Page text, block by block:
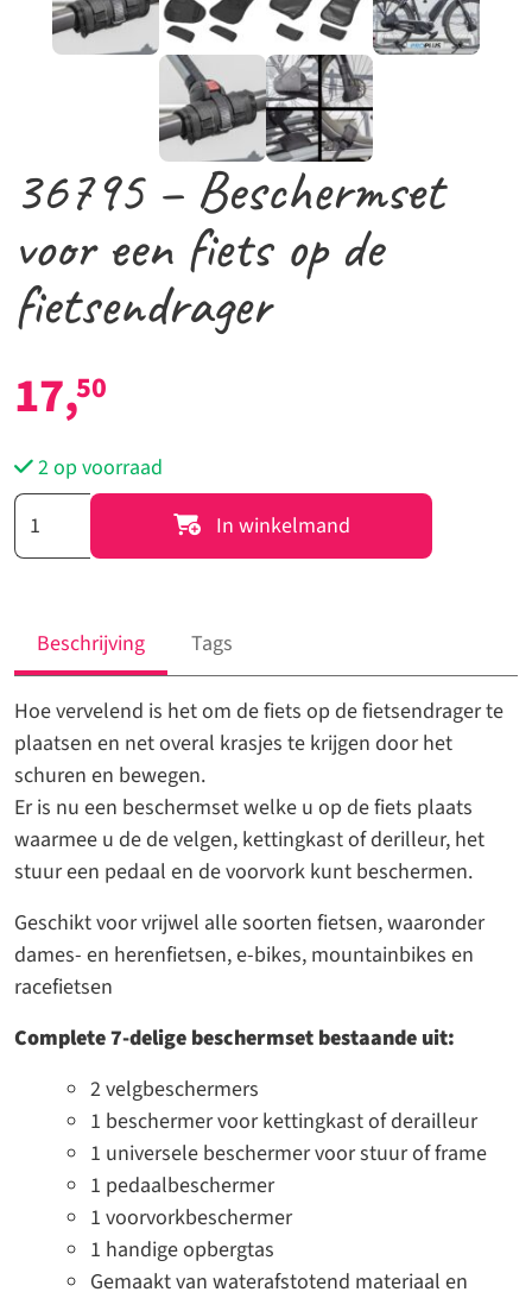
36795 – Beschermset
voor een fiets op de
fietsendrager
17,50
2 op voorraad
36795
een
fiets
op
de
fietsendrager
aantal
In winkelmand
Beschrijving Tags
Hoe vervelend is het om de fiets op de fietsendrager te
plaatsen en net overal krasjes te krijgen door het
schuren en bewegen.
Er is nu een beschermset welke u op de fiets plaats
waarmee u de de velgen, kettingkast of derilleur, het
stuur een pedaal en de voorvork kunt beschermen.
Geschikt voor vrijwel alle soorten fietsen, waaronder
dames- en herenfietsen, e-bikes, mountainbikes en
racefietsen
Complete 7-delige beschermset bestaande uit:
2 velgbeschermers
1 beschermer voor kettingkast of derailleur
1 universele beschermer voor stuur of frame
1 pedaalbeschermer
1 voorvorkbeschermer
1 handige opbergtas
Gemaakt van waterafstotend materiaal en